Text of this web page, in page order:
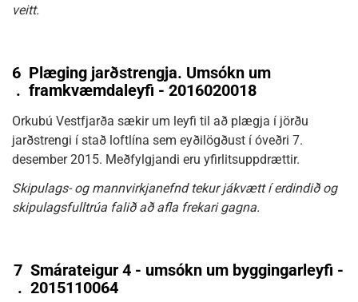
veitt.
6
.
Plæging jarðstrengja. Umsókn um
framkvæmdaleyfi - 2016020018
Orkubú Vestfjarða sækir um leyfi til að plægja í jörðu
jarðstrengi í stað loftlína sem eyðilögðust í óveðri 7.
desember 2015. Meðfylgjandi eru yfirlitsuppdrættir.
Skipulags- og mannvirkjanefnd tekur jákvætt í erdindið og
skipulagsfulltrúa falið að afla frekari gagna.
7
.
Smárateigur 4 - umsókn um byggingarleyfi -
2015110064